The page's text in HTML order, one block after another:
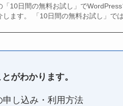
10日間の無料お試し」で
します。 「10日間の無料お試し」で
がわかります。
し込み・利用方法